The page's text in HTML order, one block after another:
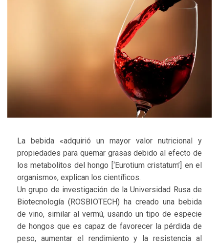
La bebida «adquirió un mayor valor nutricional y
propiedades para quemar grasas debido al efecto de
los metabolitos del hongo [‘Eurotium cristatum’] en el
organismo», explican los científicos.
Un grupo de investigación de la Universidad Rusa de
Biotecnología (ROSBIOTECH) ha creado una bebida
de vino, similar al vermú, usando un tipo de especie
de hongos que es capaz de favorecer la pérdida de
peso, aumentar el rendimiento y la resistencia al